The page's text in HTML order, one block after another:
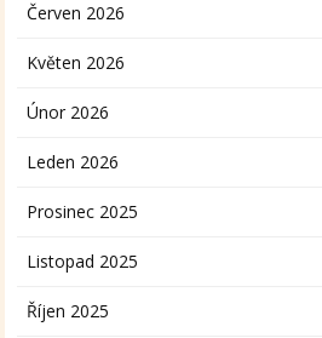
Červen 2026
Květen 2026
Únor 2026
Leden 2026
Prosinec 2025
Listopad 2025
Říjen 2025